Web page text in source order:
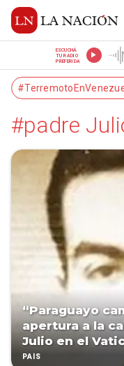
ESCUCHÁ
TU RADIO
PREFERIDA
#padre
“Paraguayo
apertura a la
Julio en el
PAÍS